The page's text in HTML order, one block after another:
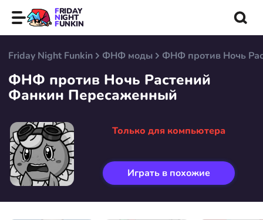
FRIDAY
NIGHT
FUNKIN
Friday Night Funkin ФНФ моды ФНФ против Ночь
ФНФ против Ночь Растений
Фанкин Пересаженный
Только для компьютера
Играть в похожие